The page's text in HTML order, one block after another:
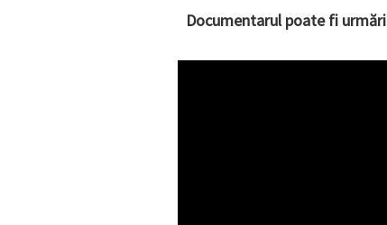
Documentarul poate fi